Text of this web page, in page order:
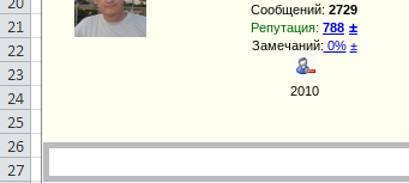
Сообщений: 2729
Репутация: 788 ±
Замечаний: 0% ±
2010